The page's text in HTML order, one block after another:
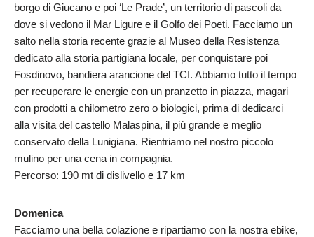
borgo di Giucano e poi ‘Le Prade’, un territorio di pascoli da
dove si vedono il Mar Ligure e il Golfo dei Poeti. Facciamo un
salto nella storia recente grazie al Museo della Resistenza
dedicato alla storia partigiana locale, per conquistare poi
Fosdinovo, bandiera arancione del TCI. Abbiamo tutto il tempo
per recuperare le energie con un pranzetto in piazza, magari
con prodotti a chilometro zero o biologici, prima di dedicarci
alla visita del castello Malaspina, il più grande e meglio
conservato della Lunigiana. Rientriamo nel nostro piccolo
mulino per una cena in compagnia.
Percorso: 190 mt di dislivello e 17 km
Domenica
Facciamo una bella colazione e ripartiamo con la nostra ebike,